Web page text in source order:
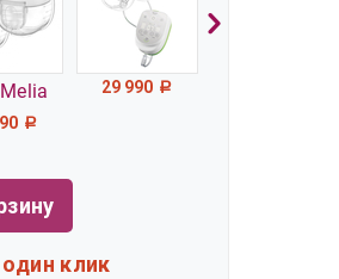
Р
29 990 Р
клик